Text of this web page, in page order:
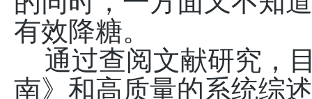
有效降糖。
通过查阅文献研究，
南》和高质量的系统综